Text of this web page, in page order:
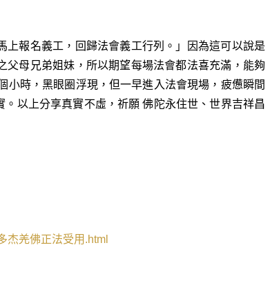
報名義工，回歸法會義工行列。」因為這可以說是
母兄弟姐妹，所以期望每場法會都法喜充滿，能夠
時，黑眼圈浮現，但一早進入法會現場，疲憊瞬間
以上分享真實不虛，祈願 佛陀永住世、世界吉祥昌
杰羌佛正法受用 .html